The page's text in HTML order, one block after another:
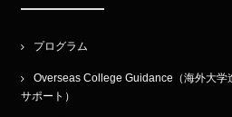
プログラム
Overseas College Guidance（海外大学
サポート）